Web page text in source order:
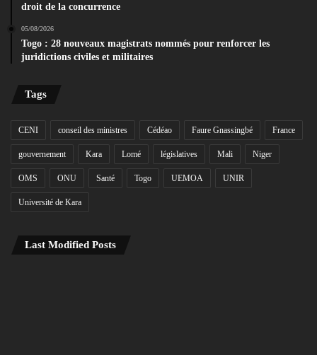
droit de la concurrence
05/08/2026
Togo : 28 nouveaux magistrats nommés pour renforcer les
juridictions civiles et militaires
Tags
CENI conseil des ministres Cédéao Faure Gnassingbé France
gouvernement Kara Lomé législatives Mali Niger
OMS ONU Santé Togo UEMOA UNIR
Université de Kara
Last Modified Posts